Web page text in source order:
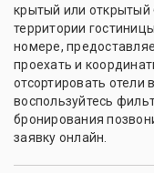
крытый или открытый
территории
номере,
проехать и
отсортировать
воспользуйтесь
бронирования
заявку онлайн.